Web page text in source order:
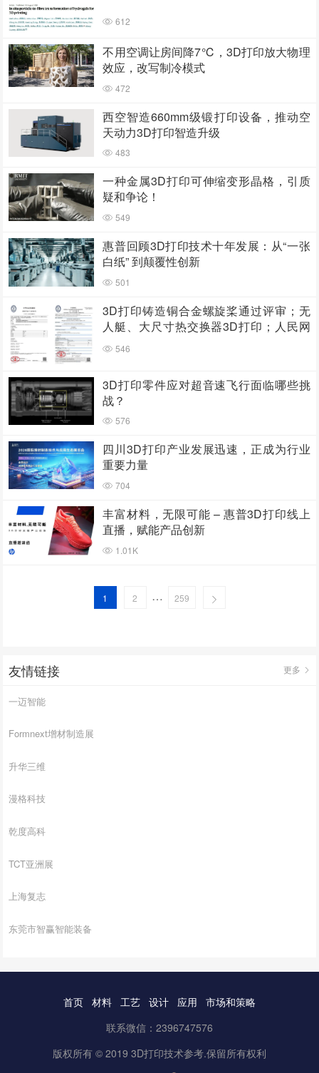
612
不用空调让房间降7℃，3D打印放大物理
效应，改写制冷模式
472
西空智造660mm级锻打印设备，推动空
天动力3D打印智造升级
483
一种金属3D打印可伸缩变形晶格，引质
疑和争论！
549
惠普回顾3D打印技术十年发展：从“一张
白纸” 到颠覆性创新
501
3D打印铸造铜合金螺旋桨通过评审；无
人艇、大尺寸热交换器3D打印；人民网
报道两家3D打印企业
546
3D打印零件应对超音速飞行面临哪些挑
战？
576
四川3D打印产业发展迅速，正成为行业
重要力量
704
丰富材料，无限可能 – 惠普3D打印线上
直播，赋能产品创新
1.01K
1 2 … 259
友情链接 更多
一迈智能
Formnext增材制造展
升华三维
漫格科技
乾度高科
TCT亚洲展
上海复志
东莞市智赢智能装备
首页 材料 工艺 设计 应用
市场和策略
联系微信：2396747576
版权所有 © 2019 3D打印技术参考.保留所有权利